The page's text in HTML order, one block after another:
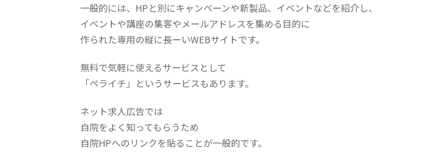
一般的には、HPと別にキャンペーンや新製品、イベントなどを紹介し、
イベントや講座の集客やメールアドレスを集める目的に
作られた専用の縦に長ーいWEBサイトです。
無料で気軽に使えるサービスとして
「ペライチ」というサービスもあります。
ネット求人広告では
自院をよく知ってもらうため
自院HPへのリンクを貼ることが一般的です。